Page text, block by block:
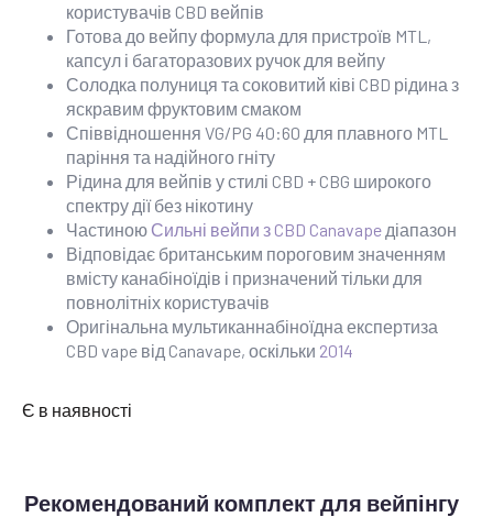
користувачів CBD вейпів
Готова до вейпу формула для пристроїв MTL,
капсул і багаторазових ручок для вейпу
Солодка полуниця та соковитий ківі CBD рідина з
яскравим фруктовим смаком
Співвідношення VG/PG 40:60 для плавного MTL
паріння та надійного гніту
Рідина для вейпів у стилі CBD + CBG широкого
спектру дії без нікотину
Частиною Сильні вейпи з CBD Canavape діапазон
Відповідає британським пороговим значенням
вмісту канабіноїдів і призначений тільки для
повнолітніх користувачів
Оригінальна мультиканнабіноїдна експертиза
CBD vape від Canavape, оскільки 2014
Є в наявності
Рекомендований комплект для вейпінгу